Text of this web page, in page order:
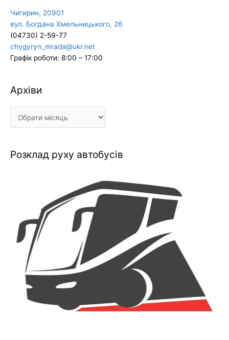
Чигирин, 20901
вул. Богдана Хмельницького, 26
(04730) 2-59-77
chygyryn_mrada@ukr.net
Графік роботи: 8:00 – 17:00
Архіви
Архіви
Розклад руху автобусів